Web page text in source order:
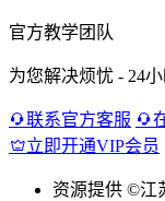
官方教学团队
为您解决烦忧 - 24
联系官方客服
立即开通VIP会员
资源提供 ©江